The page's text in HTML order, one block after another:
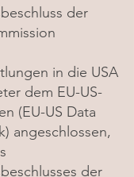
der
in die USA
dem EU-US-
(EU-US Data
angeschlossen,
der